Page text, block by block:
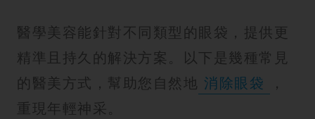
醫學美容能針對不同類型的眼袋，提供更
精準且持久的解決方案。以下是幾種常見
的醫美方式，幫助您自然地 消除眼袋
，
重現年輕神采。